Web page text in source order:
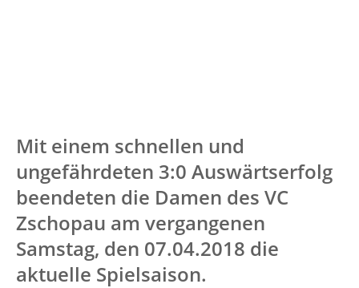
Mit einem schnellen und
ungefährdeten 3:0 Auswärtserfolg
beendeten die Damen des VC
Zschopau am vergangenen
Samstag, den 07.04.2018 die
aktuelle Spielsaison.